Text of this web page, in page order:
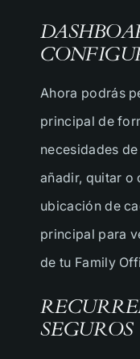
Ahora podrás
principal de
necesidades
añadir, quitar o
ubicación de
principal para
de tu Family
SEGUROS